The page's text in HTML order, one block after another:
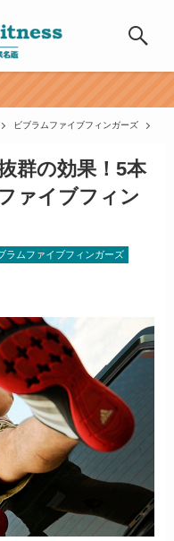
ビブラムファイブフィンガーズ
群の効果！5本
ァイブフィン
ラムファイブフィンガーズ